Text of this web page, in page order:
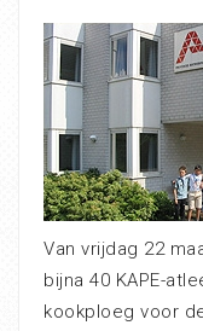
Van vrijdag 22
bijna 40 KAPE-
kookploeg voor